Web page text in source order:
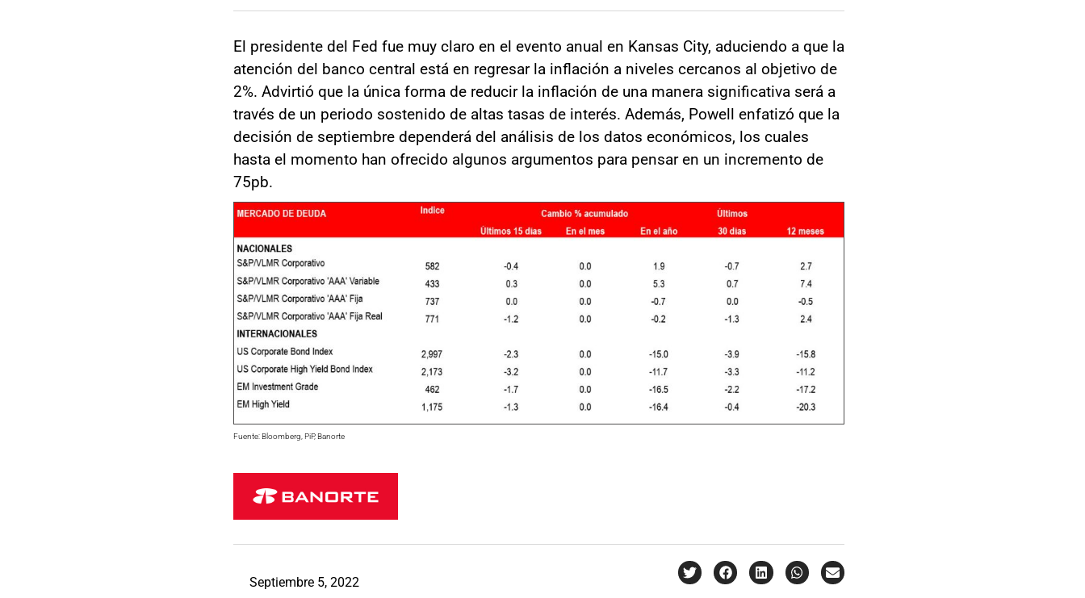
El presidente del Fed fue muy claro en el evento anual en Kansas City, aduciendo a que la
atención del banco central está en regresar la inflación a niveles cercanos al objetivo de
2%. Advirtió que la única forma de reducir la inflación de una manera significativa será a
través de un periodo sostenido de altas tasas de interés. Además, Powell enfatizó que la
decisión de septiembre dependerá del análisis de los datos económicos, los cuales
hasta el momento han ofrecido algunos argumentos para pensar en un incremento de
75pb.
Fuente: Bloomberg, PiP, Banorte
Septiembre 5, 2022